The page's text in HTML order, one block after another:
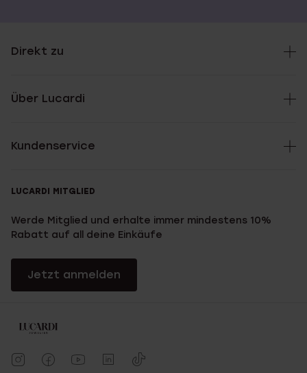
Direkt zu
Über Lucardi
Kundenservice
LUCARDI MITGLIED
Werde Mitglied und erhalte immer mindestens 10%
Rabatt auf all deine Einkäufe
Jetzt anmelden